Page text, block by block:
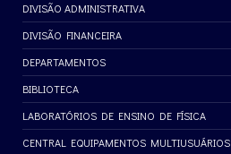
DIVISÃO ADMINISTRATIVA
DIVISÃO FINANCEIRA
DEPARTAMENTOS
BIBLIOTECA
LABORATÓRIOS DE ENSINO DE FÍSICA
CENTRAL EQUIPAMENTOS MULTIUSUÁRIOS